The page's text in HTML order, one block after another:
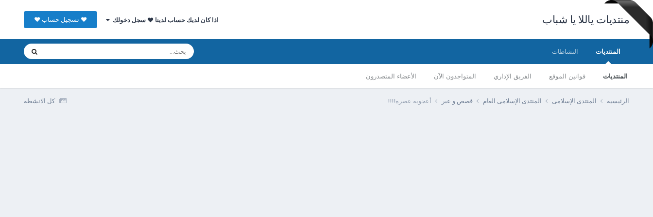
منتديات ياللا يا شباب اذا كان لديك حساب لدينا ♥ سجل دخولك ♥ تسجيل حساب ♥
المنتديات
المنتديات قوانين الموقع الفريق الإداري المتواجدون الآن الأعضاء المتصدرون
النشاطات
كل الانشطة الرئيسية المنتدى الإسلامى المنتدى الإسلامى العام قصص و عبر أعجوبة عصره!!!!